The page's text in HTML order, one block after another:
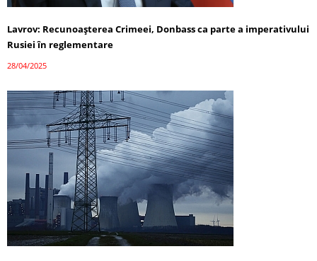
Lavrov: Recunoașterea Crimeei, Donbass ca parte a imperativului
Rusiei în reglementare
28/04/2025